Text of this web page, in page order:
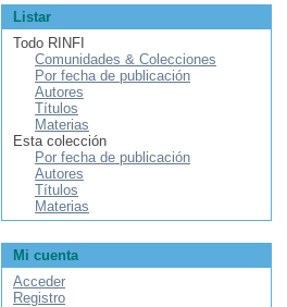
Listar
Todo RINFI
Comunidades & Colecciones
Por fecha de publicación
Autores
Títulos
Materias
Esta colección
Por fecha de publicación
Autores
Títulos
Materias
Mi cuenta
Acceder
Registro